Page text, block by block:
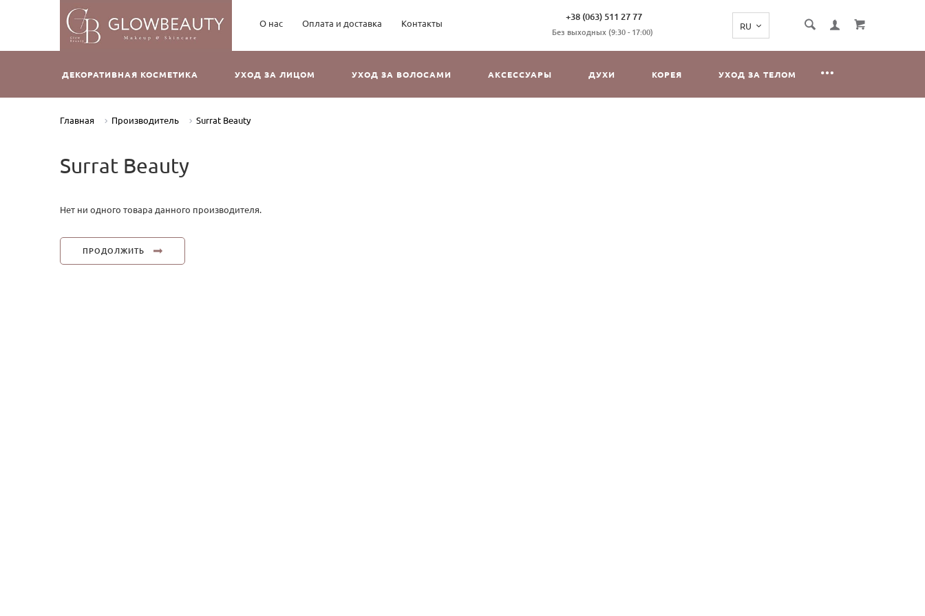
+38 (063) 511 27 77
Без выходных (9:30 - 17:00)
О нас Оплата и доставка Контакты
ДЕКОРАТИВНАЯ КОСМЕТИКА УХОД ЗА ЛИЦОМ УХОД ЗА ВОЛОСАМИ АКСЕССУАРЫ ДУХИ КОРЕЯ УХОД ЗА ТЕЛОМ
Главная Производитель Surrat Beauty
Surrat Beauty
Нет ни одного товара данного производителя.
ПРОДОЛЖИТЬ